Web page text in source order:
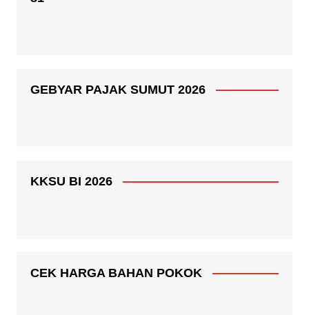
GEBYAR PAJAK SUMUT 2026
KKSU BI 2026
CEK HARGA BAHAN POKOK